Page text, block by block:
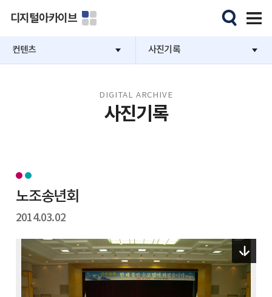
디지털아카이브
컨텐츠 사진기록
DIGITAL ARCHIVE
사진기록
노조송년회
2014.03.02